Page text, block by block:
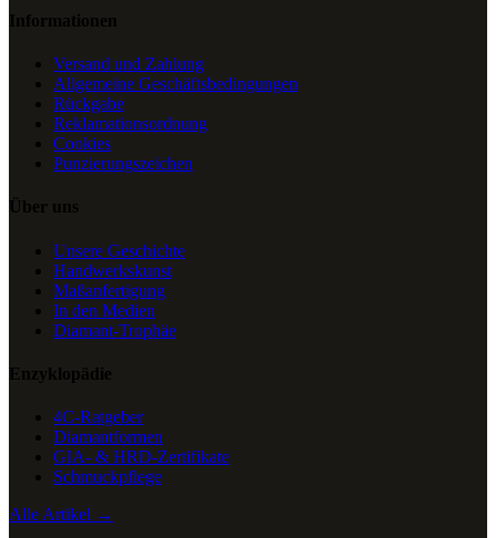
Informationen
Versand und Zahlung
Allgemeine Geschäftsbedingungen
Rückgabe
Reklamationsordnung
Cookies
Punzierungszeichen
Über uns
Unsere Geschichte
Handwerkskunst
Maßanfertigung
In den Medien
Diamant-Trophäe
Enzyklopädie
4C-Ratgeber
Diamantformen
GIA- & HRD-Zertifikate
Schmuckpflege
Alle Artikel →